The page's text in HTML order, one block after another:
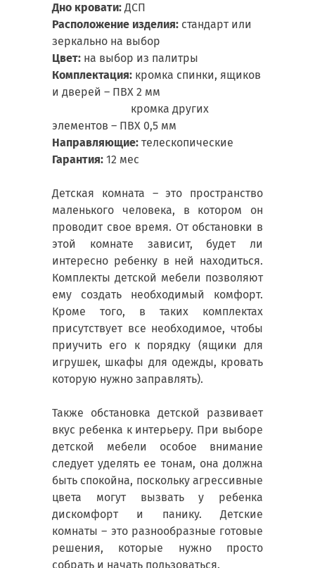
Дно кровати:ДСП
Расположение изделия: стандарт или
зеркально на выбор
Цвет: на выбор из палитры
Комплектация: кромка спинки, ящиков
и дверей – ПВХ 2 мм
кромка других
элементов – ПВХ 0,5 мм
Направляющие: телескопические
Гарантия: 12 мес
Детская комната – это пространство
маленького человека, в котором он
проводит свое время. От обстановки в
этой комнате зависит, будет ли
интересно ребенку в ней находиться.
Комплекты детской мебели позволяют
ему создать необходимый комфорт.
Кроме того, в таких комплектах
присутствует все необходимое, чтобы
приучить его к порядку (ящики для
игрушек, шкафы для одежды, кровать
которую нужно заправлять).
Также обстановка детской развивает
вкус ребенка к интерьеру. При выборе
детской мебели особое внимание
следует уделять ее тонам, она должна
быть спокойна, поскольку агрессивные
цвета могут вызвать у ребенка
дискомфорт и панику. Детские
комнаты – это разнообразные готовые
решения, которые нужно просто
собрать и начать пользоваться.